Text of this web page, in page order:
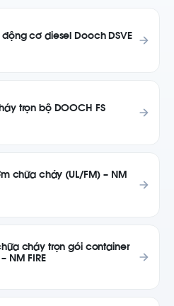
cơ diesel Dooch DSVE
trọn bộ DOOCH FS
chữa cháy (UL/FM) – NM
cháy trọn gói container
NM FIRE